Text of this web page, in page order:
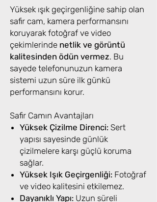
Yüksek ışık geçirgenliğine sahip olan
safir cam, kamera performansını
koruyarak fotoğraf ve video
çekimlerinde netlik ve görüntü
kalitesinden ödün vermez. Bu
sayede telefonunuzun kamera
sistemi uzun süre ilk günkü
performansını korur.
Safir Camın Avantajları
Yüksek Çizilme Direnci: Sert
yapısı sayesinde günlük
çizilmelere karşı güçlü koruma
sağlar.
Yüksek Işık Geçirgenliği: Fotoğraf
ve video kalitesini etkilemez.
Dayanıklı Yapı: Uzun süreli